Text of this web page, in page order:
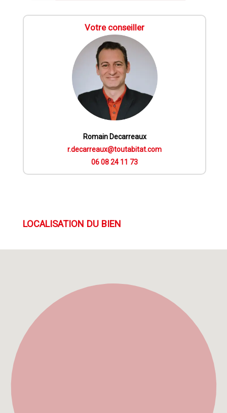
Votre conseiller
Romain Decarreaux
r.decarreaux@toutabitat.com
06 08 24 11 73
LOCALISATION DU BIEN